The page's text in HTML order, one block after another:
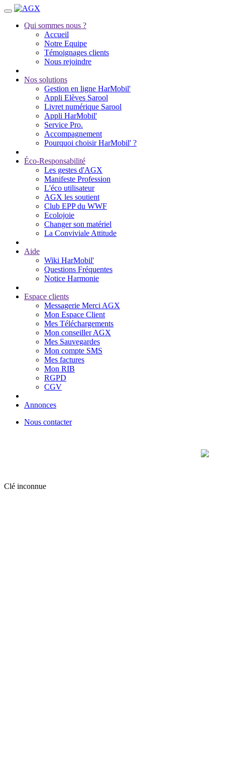
Qui sommes nous ?
Accueil
Notre Equipe
Témoignages clients
Nous rejoindre
Nos solutions
Gestion en ligne HarMobil'
Appli Elèves Sarool
Livret numérique Sarool
Appli HarMobil'
Service Pro.
Accompagnement
Pourquoi choisir HarMobil' ?
Éco-Responsabilité
Les gestes d'AGX
Manifeste Profession
L'éco utilisateur
AGX les soutient
Club EPP du WWF
Ecolojoie
Changer son matériel
La Conviviale Attitude
Aide
Wiki HarMobil'
Questions Fréquentes
Notice Harmonie
Espace clients
Messagerie Merci AGX
Mon Espace Client
Mes Téléchargements
Mon conseiller AGX
Mes Sauvegardes
Mon compte SMS
Mes factures
Mon RIB
RGPD
CGV
Annonces
Nous contacter
Clé inconnue